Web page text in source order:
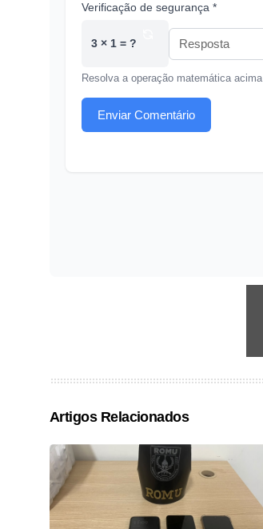
Verificação de segurança *
3 × 1 = ?
Resolva a operação matemática acima
Enviar Comentário
Artigos Relacionados